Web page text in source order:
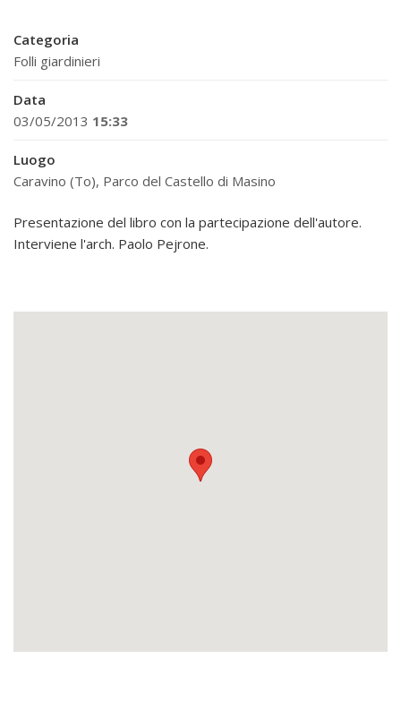
Categoria
Folli giardinieri
Data
03/05/2013 15:33
Luogo
Caravino (To), Parco del Castello di Masino
Presentazione del libro con la partecipazione dell'autore.
Interviene l'arch. Paolo Pejrone.